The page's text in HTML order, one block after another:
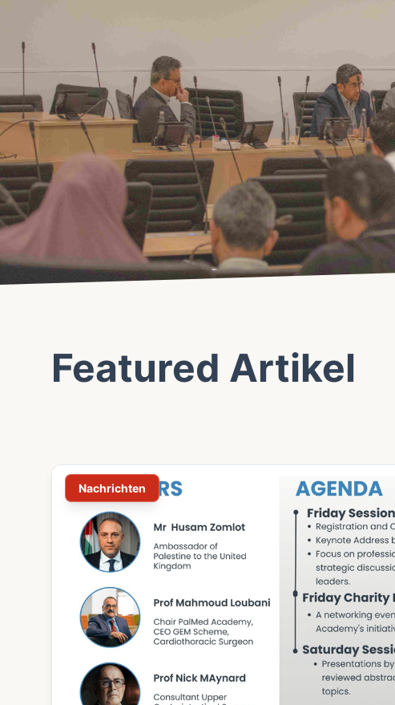
Featured Artikel
Nachrichten